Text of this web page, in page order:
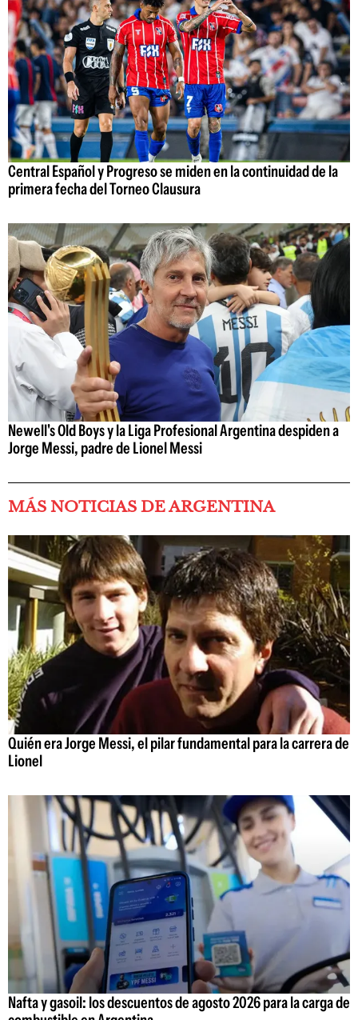
Central Español y Progreso se miden en la continuidad de la
primera fecha del Torneo Clausura
Newell's Old Boys y la Liga Profesional Argentina despiden a
Jorge Messi, padre de Lionel Messi
MÁS NOTICIAS DE ARGENTINA
Quién era Jorge Messi, el pilar fundamental para la carrera de
Lionel
Nafta y gasoil: los descuentos de agosto 2026 para la carga de